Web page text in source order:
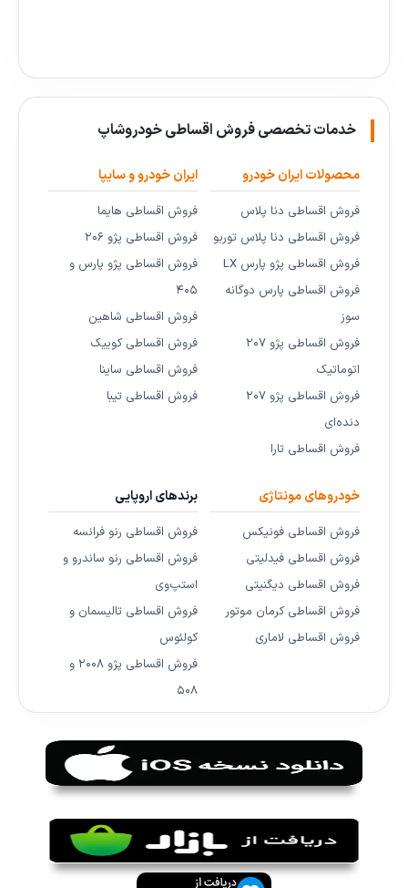
خدمات تخصصی فروش اقساطی خودروشاپ
محصولات ایران خودرو
فروش اقساطی دنا پلاس
فروش اقساطی دنا پلاس توربو
فروش اقساطی پژو پارس LX
فروش اقساطی پارس دوگانه
سوز
فروش اقساطی پژو ۲۰۷
اتوماتیک
فروش اقساطی پژو ۲۰۷
دنده‌ای
فروش اقساطی تارا
ایران خودرو و سایپا
فروش اقساطی هایما
فروش اقساطی پژو ۲۰۶
فروش اقساطی پژو پارس و
۴۰۵
فروش اقساطی شاهین
فروش اقساطی کوییک
فروش اقساطی ساینا
فروش اقساطی تیبا
خودروهای مونتاژی
فروش اقساطی فونیکس
فروش اقساطی فیدلیتی
فروش اقساطی دیگنیتی
فروش اقساطی کرمان موتور
فروش اقساطی لاماری
برندهای اروپایی
فروش اقساطی رنو فرانسه
فروش اقساطی رنو ساندرو و
استپ‌وی
فروش اقساطی تالیسمان و
کولئوس
فروش اقساطی پژو ۲۰۰۸ و
۵۰۸